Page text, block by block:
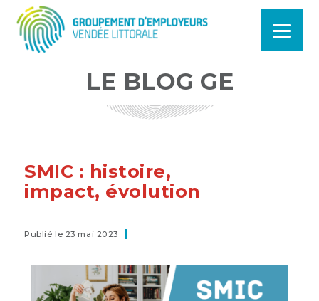
LE BLOG GE
SMIC : histoire,
impact, évolution
Publié le 23 mai 2023